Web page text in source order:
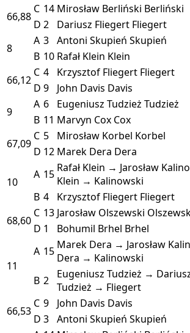
66,88
C 14 Mirosław Berliński Berliński
D 2 Dariusz Fliegert Fliegert
8
A 3 Antoni Skupień Skupień
B 10 Rafał Klein Klein
66,12
C 4 Krzysztof Fliegert Fliegert
D 9 John Davis Davis
9
A 6 Eugeniusz Tudzież Tudzież
B 11 Marvyn Cox Cox
67,09
C 5 Mirosław Korbel Korbel
D 12 Marek Dera Dera
10
A 15 Rafał Klein → Jarosław
Klein → Kalinowski
B 4 Krzysztof Fliegert Fliegert
68,60
C 13 Jarosław Olszewski
D 1 Bohumil Brhel Brhel
11
A 15 Marek Dera → Jarosław
Dera → Kalinowski
B 2
Eugeniusz Tudzież →
Tudzież → Fliegert
66,53
C 9 John Davis Davis
D 3 Antoni Skupień Skupień